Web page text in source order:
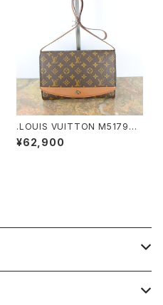
.LOUIS VUITTON M51798
MI1906 MONOGRAM PATT
ERNED SHOULDER BAG MA
¥62,900